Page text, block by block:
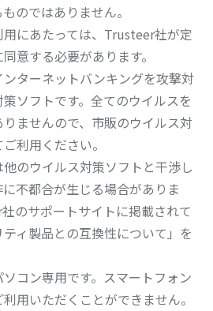
のではありません。
にあたっては、Trusteer社が定
意する必要があります。
ターネットバンキングを攻撃対
ソフトです。全てのウイルスを
ませんので、市販のウイルス対
利用ください。
のウイルス対策ソフトと干渉し
不都合が生じる場合がありま
のサポートサイトに掲載されて
ィ製品との互換性について」を
コン専用です。スマートフォン
用いただくことができません。